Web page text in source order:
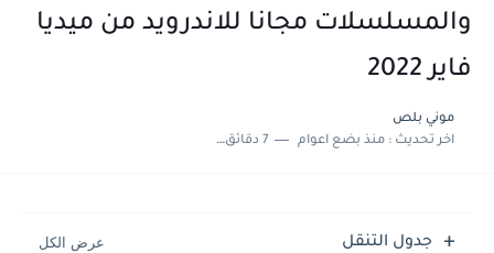
تحميل لعبة جاتا GTA 4 IV مهكرة 2025 اخر اصدار...
والمسلسلات مجانا للاندرويد من ميديا
فاير 2022
موني بلص
اخر تحديث :منذ بضع اعوام 7 دقائق للقراءة
جدول التنقل